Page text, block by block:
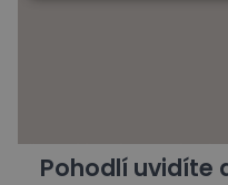
Pohodlí uvidíte